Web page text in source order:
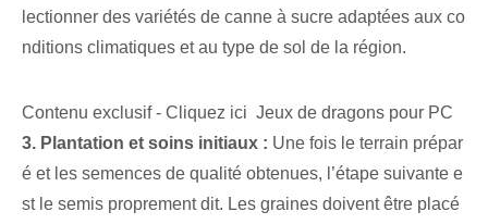
lectionner des variétés de canne à sucre adaptées aux co
nditions climatiques et au type de sol de la région.
Contenu exclusif - Cliquez ici Jeux de dragons pour PC
3. Plantation et soins initiaux : Une fois le terrain prépar
é et les semences de qualité obtenues, l’étape suivante e
st le semis proprement dit. Les graines doivent être placé